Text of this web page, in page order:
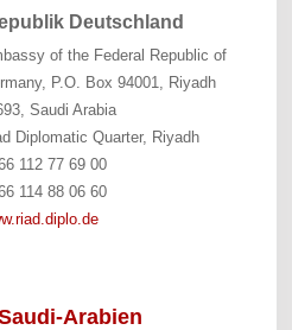
Deutschland
of the Federal Republic of
P.O. Box 94001, Riyadh
Saudi Arabia
Diplomatic Quarter, Riyadh
112 77 69 00
114 88 06 60
Arabien